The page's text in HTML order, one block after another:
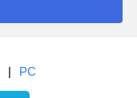
| PC